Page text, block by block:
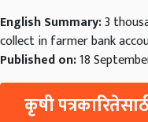
English Summary:3
collect in farmer bank
Published on:18
कृषी